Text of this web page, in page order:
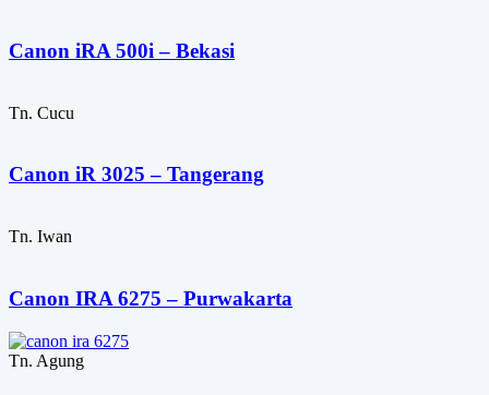
Canon iRA 500i – Bekasi
Tn. Cucu
Canon iR 3025 – Tangerang
Tn. Iwan
Canon IRA 6275 – Purwakarta
Tn. Agung